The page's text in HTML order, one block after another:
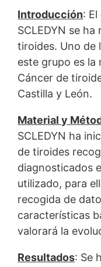
Introducción:
SCLEDYN se
tiroides. Uno de
este grupo es la
Cáncer de
Castilla y León.
Material y
SCLEDYN ha
de tiroides
diagnosticados
utilizado, para
recogida de
características
valorará la
Resultados: Se